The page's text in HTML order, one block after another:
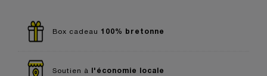
Box cadeau 100% bretonne
Soutien à l'économie locale